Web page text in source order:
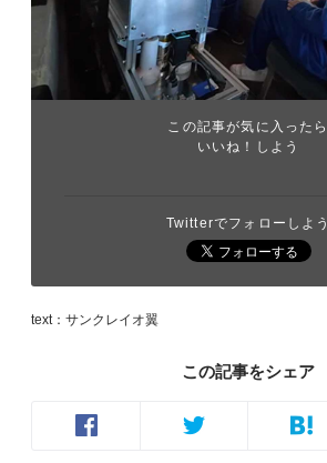
この記事が気に入ったら
いいね！しよう
Twitterでフォローしよう
text：サンクレイオ翼
この記事をシェア